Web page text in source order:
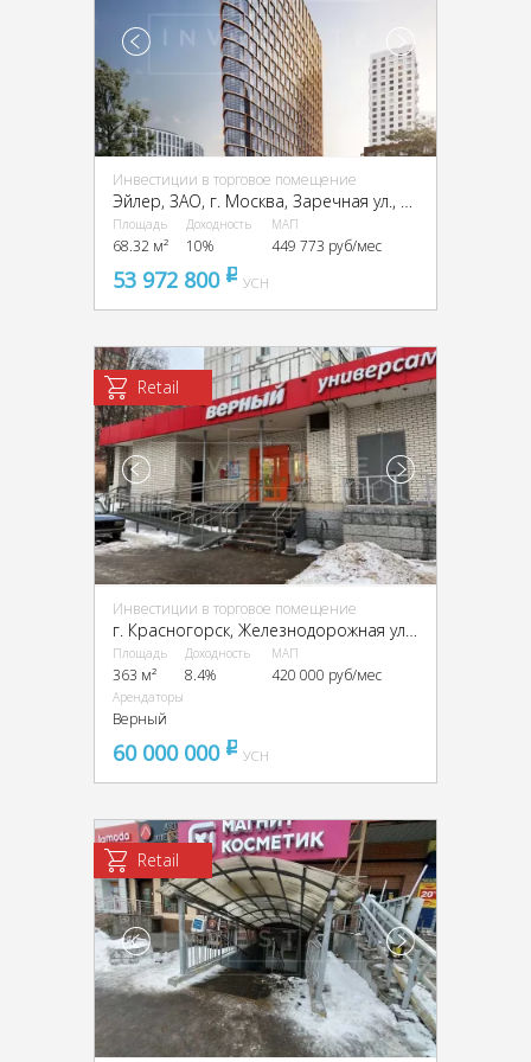
Инвестиции в торговое помещение
Эйлер, ЗАО, г. Москва, Заречная ул., вл6/1
Площадь
68.32 м²
Доходность
10%
МАП
449 773 руб/мес
53 972 800 pуб
УСН
Retail
Инвестиции в торговое помещение
Площадь
363 м²
Доходность
8.4%
МАП
420 000 руб/мес
Арендаторы
Верный
60 000 000 pуб
УСН
Retail